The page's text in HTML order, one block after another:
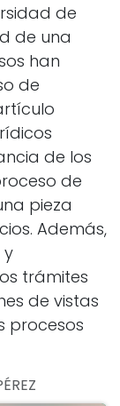
de
de una
han
de
de los
de
pieza
Además,
y
trámites
de vistas
procesos